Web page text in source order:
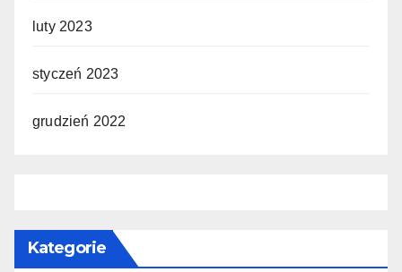
luty 2023
styczeń 2023
grudzień 2022
Kategorie